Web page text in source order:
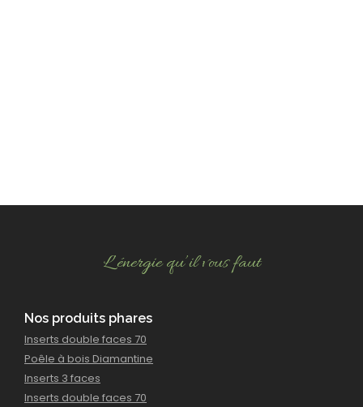
L’énergie qu’il vous faut
Nos produits phares
Inserts double faces 70
Poêle à bois Diamantine
Inserts 3 faces
Inserts double faces 70